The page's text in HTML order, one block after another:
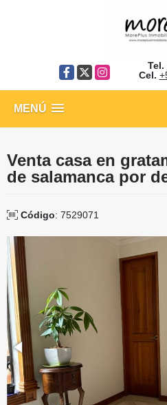
Facebook
X Instagram
Tel.
Cel.
MENÚ
Venta casa en
de salamanca por
Código: 7529071